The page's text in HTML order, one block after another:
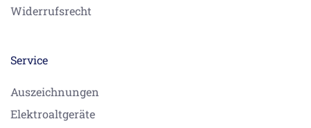
Widerrufsrecht
Service
Auszeichnungen
Elektroaltgeräte